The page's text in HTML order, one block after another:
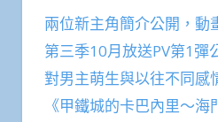
兩位新主角簡介公開，動
第三季10月放送PV第1彈
對男主萌生與以往不同感
《甲鐵城的卡巴內里～